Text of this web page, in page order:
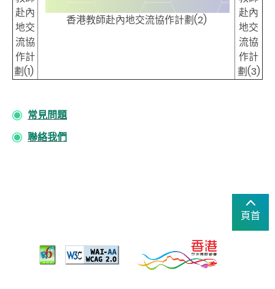
赴內
地交
流協
作計
劃(1)
香港教師赴內地交流協作計劃(2)
赴內
地交
流協
作計
劃(3)
常見問題
聯絡我們
頁首